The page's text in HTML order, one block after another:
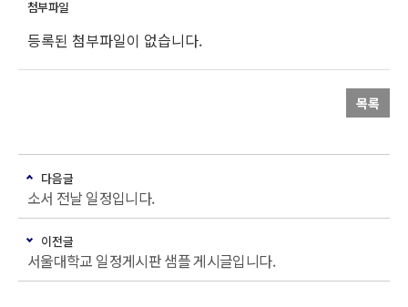
등록된 첨부파일이 없습니다.
목록
다음글
소서 전날 일정입니다.
이전글
서울대학교 일정게시판 샘플 게시글입니다.